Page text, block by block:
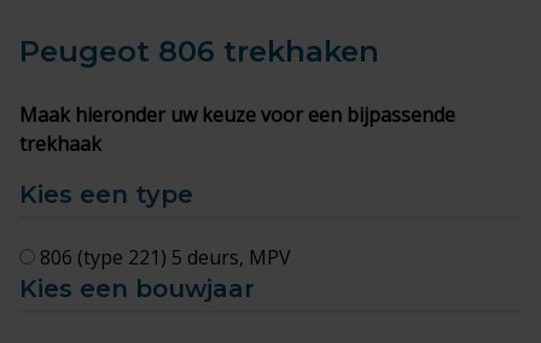
Peugeot 806 trekhaken
Maak hieronder uw keuze voor een bijpassende
trekhaak
Kies een type
806 (type 221) 5 deurs, MPV
Kies een bouwjaar